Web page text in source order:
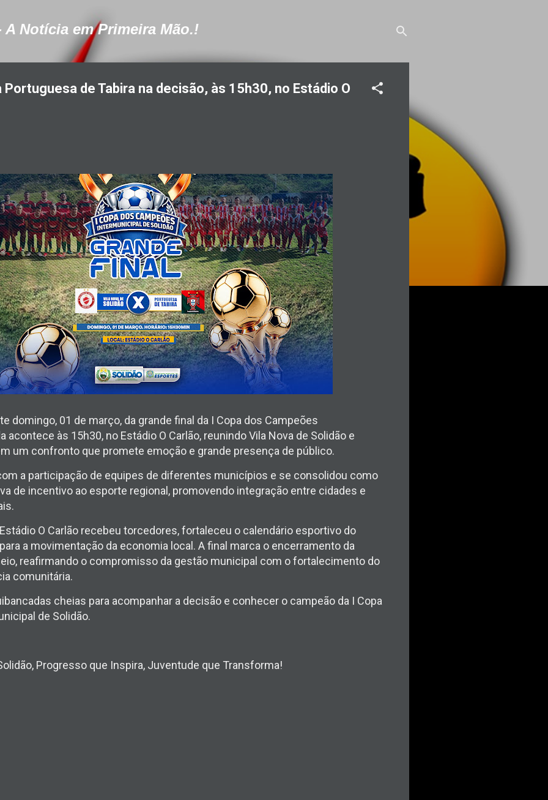
A Notícia em Primeira Mão.!
de Tabira na decisão, às 15h30, no Estádio O
domingo, 01 de março, da grande final da I Copa dos Campeões
acontece às 15h30, no Estádio O Carlão, reunindo Vila Nova de Solidão e
um confronto que promete emoção e grande presença de público.
a participação de equipes de diferentes municípios e se consolidou como
de incentivo ao esporte regional, promovendo integração entre cidades e
O Carlão recebeu torcedores, fortaleceu o calendário esportivo do
a movimentação da economia local. A final marca o encerramento da
reafirmando o compromisso da gestão municipal com o fortalecimento do
comunitária.
cheias para acompanhar a decisão e conhecer o campeão da I Copa
de Solidão.
Progresso que Inspira, Juventude que Transforma!